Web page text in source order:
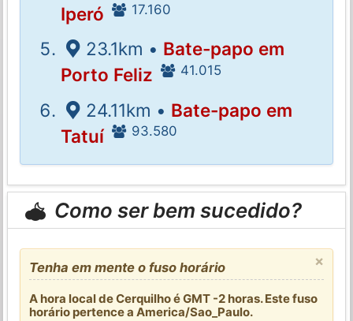
Iperó
17.160
23.1km • Bate-papo em
Porto Feliz
41.015
24.11km • Bate-papo em
Tatuí
93.580
Como ser bem sucedido?
×
Tenha em mente o fuso horário
A hora local de Cerquilho é GMT -2 horas. Este fuso
horário pertence a America/Sao_Paulo.